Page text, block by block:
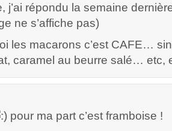
j’ai répondu la semaine
ne s’affiche pas)
les macarons c’est CAFE…
caramel au beurre salé… etc,
pour ma part c’est framboise !